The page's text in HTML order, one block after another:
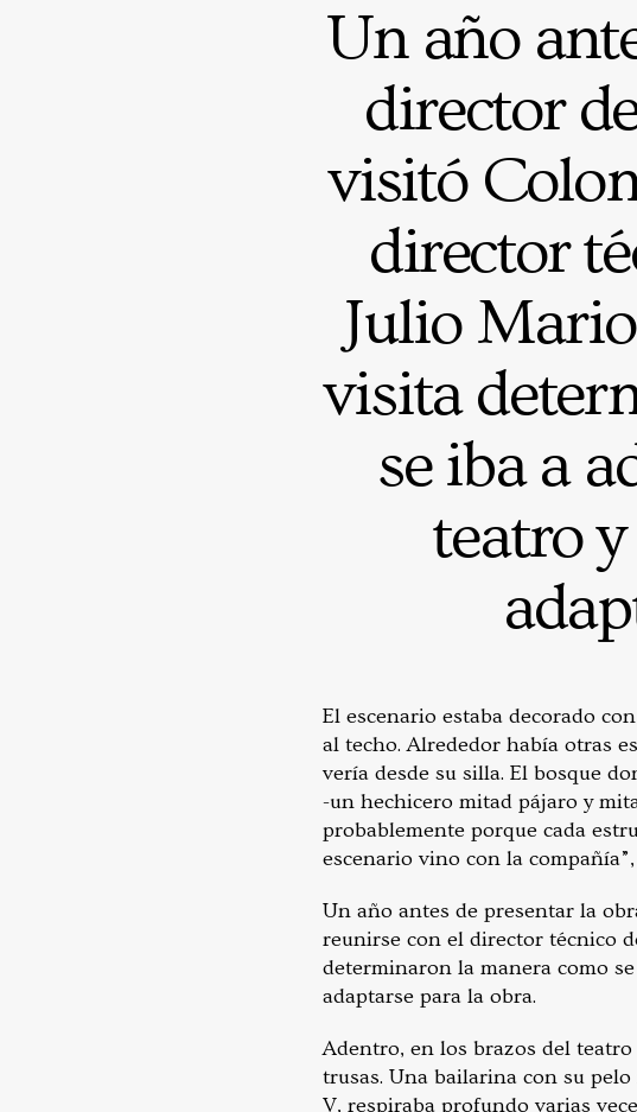
Un año
director
visitó
director
Julio
visita
se iba a
teatro
El escenario estaba decorado
al techo. Alrededor había otras
vería desde su silla. El bosque
-un hechicero mitad pájaro y
probablemente porque cada
escenario vino con la
Un año antes de presentar la
reunirse con el director técnico
determinaron la manera como
adaptarse para la obra.
Adentro, en los brazos del
trusas. Una bailarina con su
V, respiraba profundo varias